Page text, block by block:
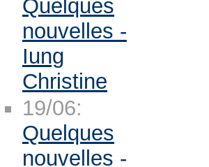
Quelques
nouvelles -
Iung
Christine
19/06:
Quelques
nouvelles -